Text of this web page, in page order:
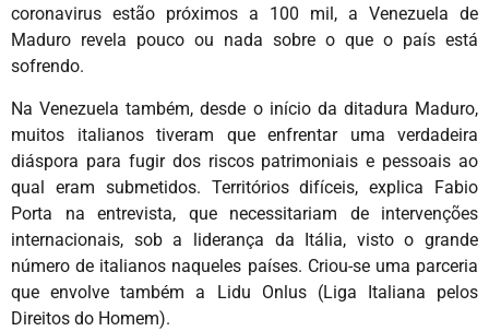
coronavirus estão próximos a 100 mil, a Venezuela de
Maduro revela pouco ou nada sobre o que o país está
sofrendo.
Na Venezuela também, desde o início da ditadura Maduro,
muitos italianos tiveram que enfrentar uma verdadeira
diáspora para fugir dos riscos patrimoniais e pessoais ao
qual eram submetidos. Territórios difíceis, explica Fabio
Porta na entrevista, que necessitariam de intervenções
internacionais, sob a liderança da Itália, visto o grande
número de italianos naqueles países. Criou-se uma parceria
que envolve também a Lidu Onlus (Liga Italiana pelos
Direitos do Homem).